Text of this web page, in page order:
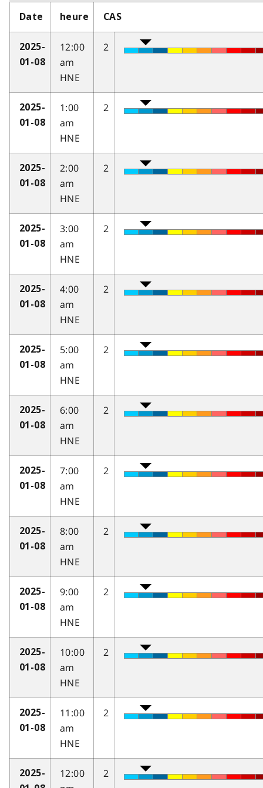
Date heure CAS
2025-
01-08
12:00
am
HNE
2
2025-
01-08
1:00
am
HNE
2
2025-
01-08
2:00
am
HNE
2
2025-
01-08
3:00
am
HNE
2
2025-
01-08
4:00
am
HNE
2
2025-
01-08
5:00
am
HNE
2
2025-
01-08
6:00
am
HNE
2
2025-
01-08
7:00
am
HNE
2
2025-
01-08
8:00
am
HNE
2
2025-
01-08
9:00
am
HNE
2
2025-
01-08
10:00
am
HNE
2
2025-
01-08
11:00
am
HNE
2
2025-
12:00
2